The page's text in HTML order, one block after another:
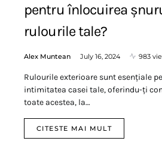
pentru înlocuirea
rulourile tale?
Alex Muntean July 16, 2024 983
Rulourile exterioare sunt esențiale
intimitatea casei tale, oferindu-ți
toate acestea, la…
CITESTE MAI MULT